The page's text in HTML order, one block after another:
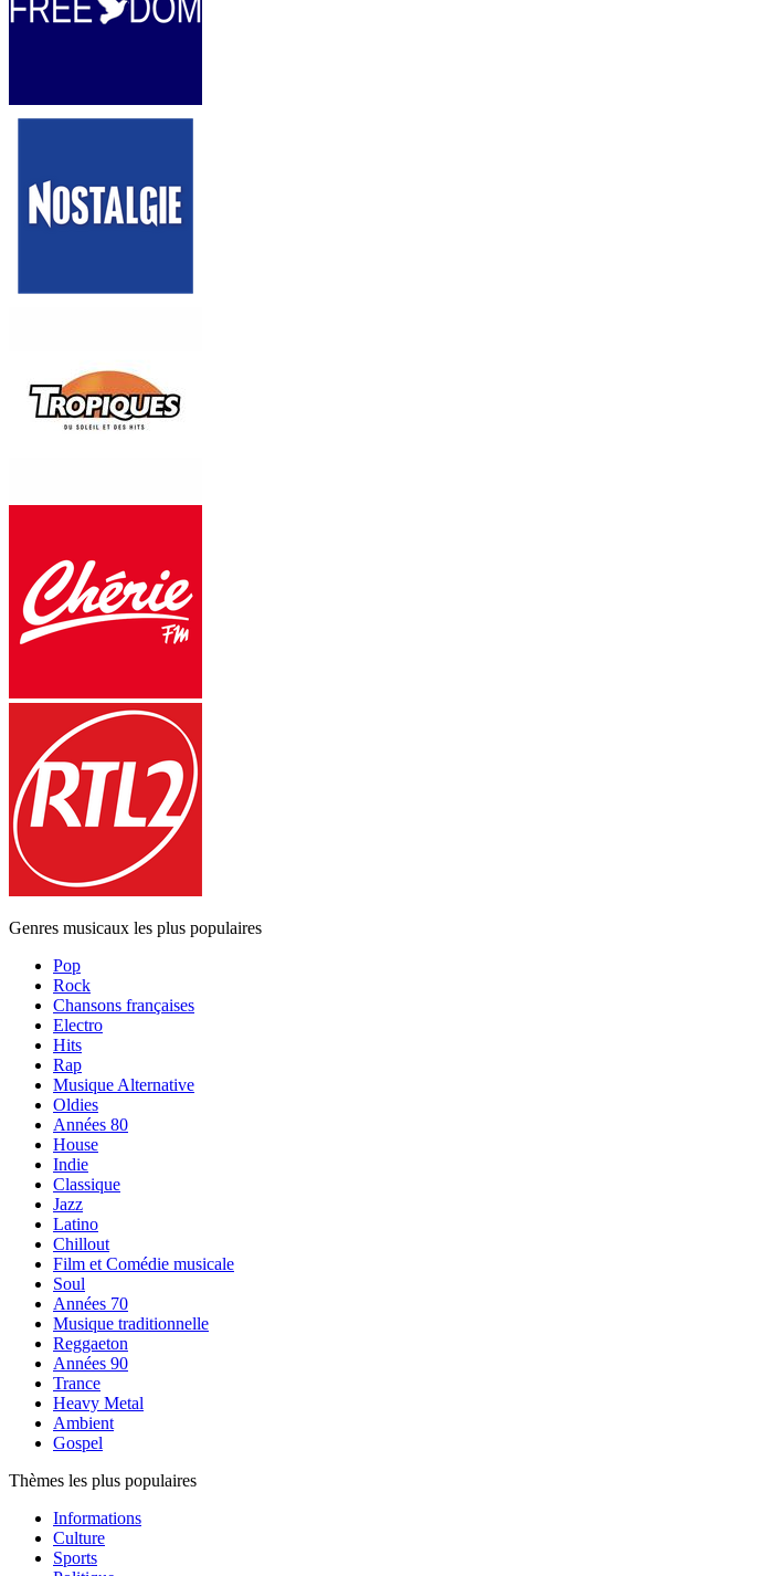
Genres musicaux les plus populaires
Pop
Rock
Chansons françaises
Electro
Hits
Rap
Musique Alternative
Oldies
Années 80
House
Indie
Classique
Jazz
Latino
Chillout
Film et Comédie musicale
Soul
Années 70
Musique traditionnelle
Reggaeton
Années 90
Trance
Heavy Metal
Ambient
Gospel
Thèmes les plus populaires
Informations
Culture
Sports